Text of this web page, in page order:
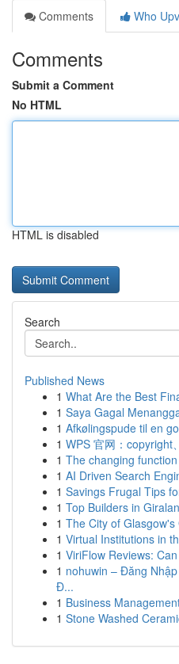
Comments
Who
Comments
Submit a Comment
No HTML
HTML is disabled
Search
Published News
1 What Are the Best
1 Saya Gagal
1 Afkølingspude til en
1 WPS 官网：copyright
1 The changing
1 AI Driven Search
1 Savings Frugal Tips
1 Top Builders in
1 The City of
1 Virtual Institutions in
1 ViriFlow Reviews:
1 nohuwin – Đăng
Đ...
1 Business
1 Stone Washed